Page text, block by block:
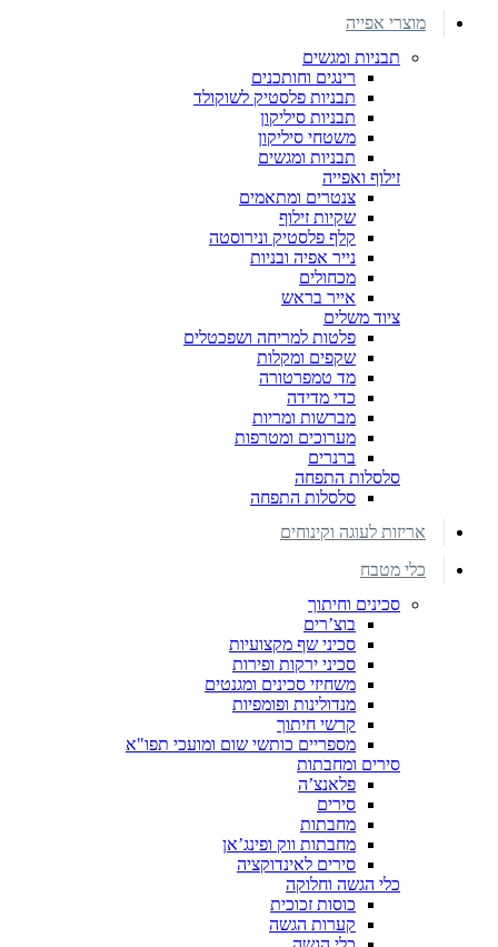
מוצרי אפייה
תבניות ומגשים
רינגים וחותכנים
תבניות פלסטיק לשוקולד
תבניות סיליקון
משטחי סיליקון
תבניות ומגשים
זילוף ואפייה
צנטרים ומתאמים
שקיות זילוף
קלף פלסטיק ונירוסטה
נייר אפיה ובניות
מכחולים
אייר בראש
ציוד משלים
פלטות למריחה ושפכטלים
שקפים ומקלות
מד טמפרטורה
כדי מדידה
מברשות ומריות
מערוכים ומטרפות
ברנרים
סלסלות התפחה
סלסלות התפחה
אריזות לעוגה וקינוחים
כלי מטבח
סכינים וחיתוך
בוצ’רים
סכיני שף מקצועיות
סכיני ירקות ופירות
משחיזי סכינים ומגנטים
מנדולינות ופומפיות
קרשי חיתוך
מספריים כותשי שום ומועכי תפו"א
סירים ומחבתות
פלאנצ’ה
סירים
מחבתות
מחבתות ווק ופינג’אן
סירים לאינדוקציה
כלי הגשה וחלוקה
כוסות זכוכית
קערות הגשה